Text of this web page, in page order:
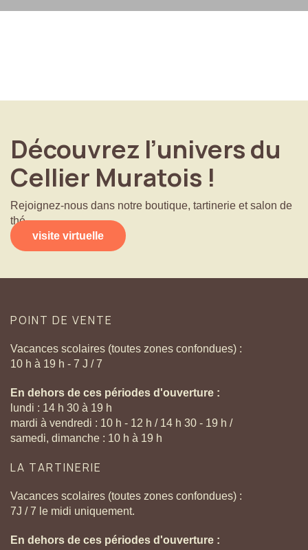
Découvrez l’universdu
Cellier Muratois !
Rejoignez-nous dans notre boutique, tartinerie et salon de
thé
visite virtuelle
POINT DE VENTE
Vacances scolaires (toutes zones confondues) :
10 h à 19 h - 7 J / 7
En dehors de ces périodes d'ouverture :
lundi : 14 h 30 à 19 h
mardi à vendredi : 10 h - 12 h / 14 h 30 - 19 h /
samedi, dimanche : 10 h à 19 h
LA TARTINERIE
Vacances scolaires (toutes zones confondues) :
7J / 7 le midi uniquement.
En dehors de ces périodes d'ouverture :